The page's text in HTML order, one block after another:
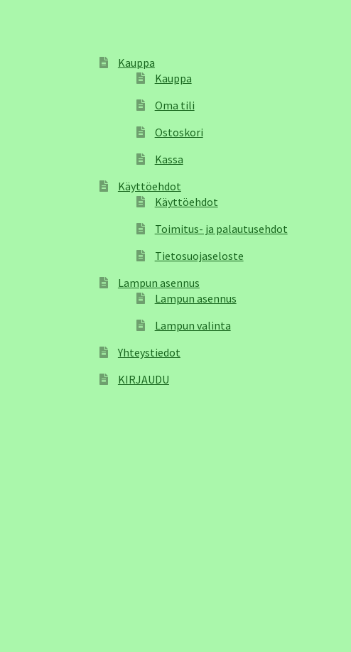
Kauppa
Kauppa
Oma tili
Ostoskori
Kassa
Käyttöehdot
Käyttöehdot
Toimitus- ja palautusehdot
Tietosuojaseloste
Lampun asennus
Lampun asennus
Lampun valinta
Yhteystiedot
KIRJAUDU